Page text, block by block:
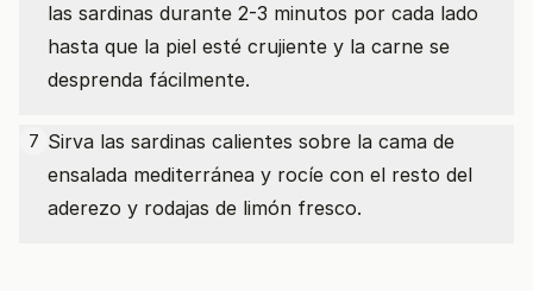
las sardinas durante 2-3 minutos por cada lado
hasta que la piel esté crujiente y la carne se
desprenda fácilmente.
7 Sirva las sardinas calientes sobre la cama de
ensalada mediterránea y rocíe con el resto del
aderezo y rodajas de limón fresco.